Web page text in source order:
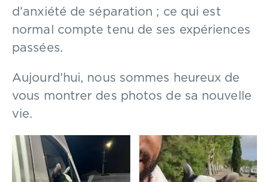
d’anxiété de séparation ; ce qui est
normal compte tenu de ses expériences
passées.
Aujourd’hui, nous sommes heureux de
vous montrer des photos de sa nouvelle
vie.